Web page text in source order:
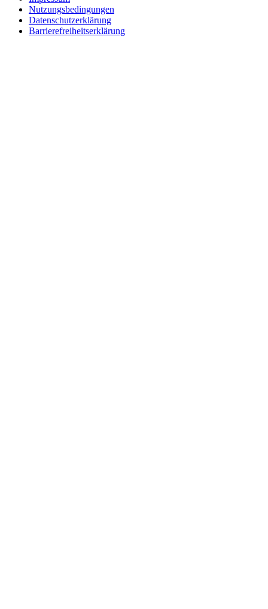
Nutzungsbedingungen
Datenschutzerklärung
Barrierefreiheitserklärung